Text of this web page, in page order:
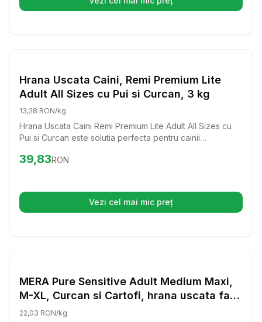
(se deschide într-o filă nouă)
Hrana Uscata Caini
Hrana Uscata Caini, Remi Premium Lite
Adult All Sizes cu Pui si Curcan, 3 kg
13,28 RON/kg
Hrana Uscata Caini Remi Premium Lite Adult All Sizes cu
Pui si Curcan este solutia perfecta pentru cainii
nutrienti si proteine premium, aceasta hrana le va oferi
Preț:39.83
39,83RON
Vezi cel mai mic preț(se deschide într-o filă nouă)
Hrana Uscata Caini
MERA Pure Sensitive Adult Medium Maxi,
M-XL, Curcan si Cartofi, hrana uscata fara
cereale caini, alergii, 12.5kg
22,03 RON/kg